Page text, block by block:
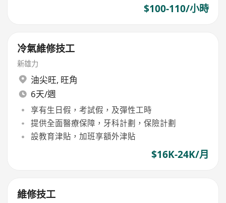
$100-110/小時
冷氣維修技工
新雄力
油尖旺, 旺角
6天/週
享有生日假，考試假，及彈性工時
提供全面醫療保障，牙科計劃，保險計劃
設教育津貼，加班享額外津貼
$16K-24K/月
維修技工